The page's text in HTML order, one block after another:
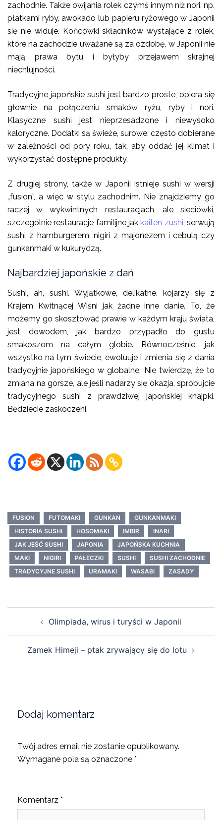
zachodnie. Także owijania rolek czymś innym niż nori, np.
płatkami ryby, awokado lub papieru ryżowego w Japonii
się nie widuje. Końcówki składników wystające z rolek,
które na zachodzie uważane są za ozdobę, w Japonii nie
mają prawa bytu i byłyby przejawem skrajnej
niechlujności.
Tradycyjne japońskie sushi jest bardzo proste, opiera się
głownie na połączeniu smaków ryżu, ryby i nori.
Klasyczne sushi jest nieprzesadzone i niewysoko
kaloryczne. Dodatki są świeże, surowe, często dobierane
w zależności od pory roku, tak, aby oddać jej klimat i
wykorzystać dostępne produkty.
Z drugiej strony, także w Japonii istnieje sushi w wersji
„fusion”, a więc w stylu zachodnim. Nie znajdziemy go
raczej w wykwintnych restauracjach, ale sieciówki,
szczególnie restauracje familijne jak kaiten zushi, serwują
sushi z hamburgerem, nigiri z majonezem i cebulą czy
gunkanmaki w kukurydzą.
Najbardziej japońskie z dań
Sushi, ah, sushi. Wyjątkowe, delikatne, kojarzy się z
Krajem Kwitnącej Wiśni jak żadne inne danie. To, że
możemy go skosztować prawie w każdym kraju świata,
jest dowodem, jak bardzo przypadło do gustu
smakoszom na całym globie. Równocześnie, jak
wszystko na tym świecie, ewoluuje i zmienia się z dania
tradycyjnie japońskiego w globalne. Nie twierdzę, że to
zmiana na gorsze, ale jeśli nadarzy się okazja, spróbujcie
tradycyjnego sushi z prawdziwej japońskiej knajpki.
Będziecie zaskoczeni.
FUSION FUTOMAKI GUNKAN
GUNKANMAKI
HISTORIA SUSHI
HOSOMAKI IMBIR
INARI
JAK JEŚĆ SUSHI
JAPONIA
JAPOŃSKA KUCHNIA
MAKI
NIGIRI PAŁECZKI SUSHI
SUSHI ZACHODNIE
TRADYCYJNE SUSHI
URAMAKI WASABI ZASADY
navigationOlimpiada, wirus i turyści w Japonii
Zamek Himeji – ptak zrywający się do lotu
Dodaj komentarz
Twój adres email nie zostanie opublikowany.
Wymagane pola są oznaczone *
Komentarz *